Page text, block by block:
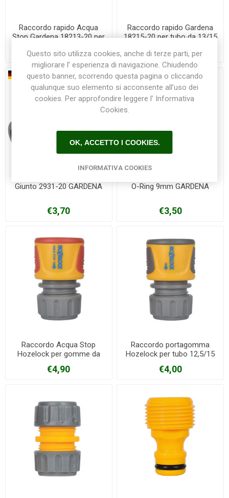
Raccordo rapido Acqua
Stop Gardena 18213-20 per
€7,60
Raccordo rapido Gardena
18215-20 per tubo da 13/15
€6,50
Giunto 2931-20 GARDENA
€3,70
O-Ring 9mm GARDENA
€3,50
Raccordo Acqua Stop
Hozelock per gomme da
€4,90
Raccordo portagomma
Hozelock per tubo 12,5/15
€4,00
Questo sito utilizza cookies, anche di terze parti, per
migliorare l’ esperienza di navigazione. Chiudendo
questo banner, scorrendo questa pagina o cliccando
qualunque suo elemento si acconsente all’uso dei
cookies. Per approfondire leggere l’ Informativa
Cookies.
OK, ACCETTO I COOKIES.
INFORMATIVA COOKIES